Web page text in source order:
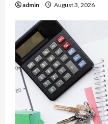
admin August 3, 2026